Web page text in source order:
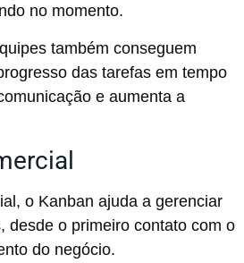
no momento.
também conseguem
das tarefas em tempo
e aumenta a
o Kanban ajuda a gerenciar
desde o primeiro contato com o
do negócio.